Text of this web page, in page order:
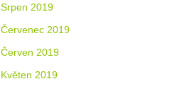
Srpen 2019
Červenec 2019
Červen 2019
Květen 2019